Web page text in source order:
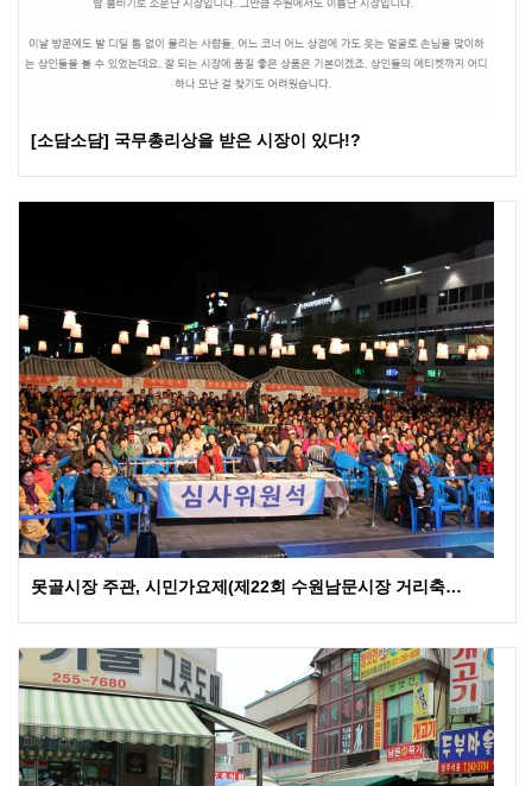
[소담소담] 국무총리상을 받은 시장이 있다!?
못골시장 주관, 시민가요제(제22회 수원남문시장 거리축…